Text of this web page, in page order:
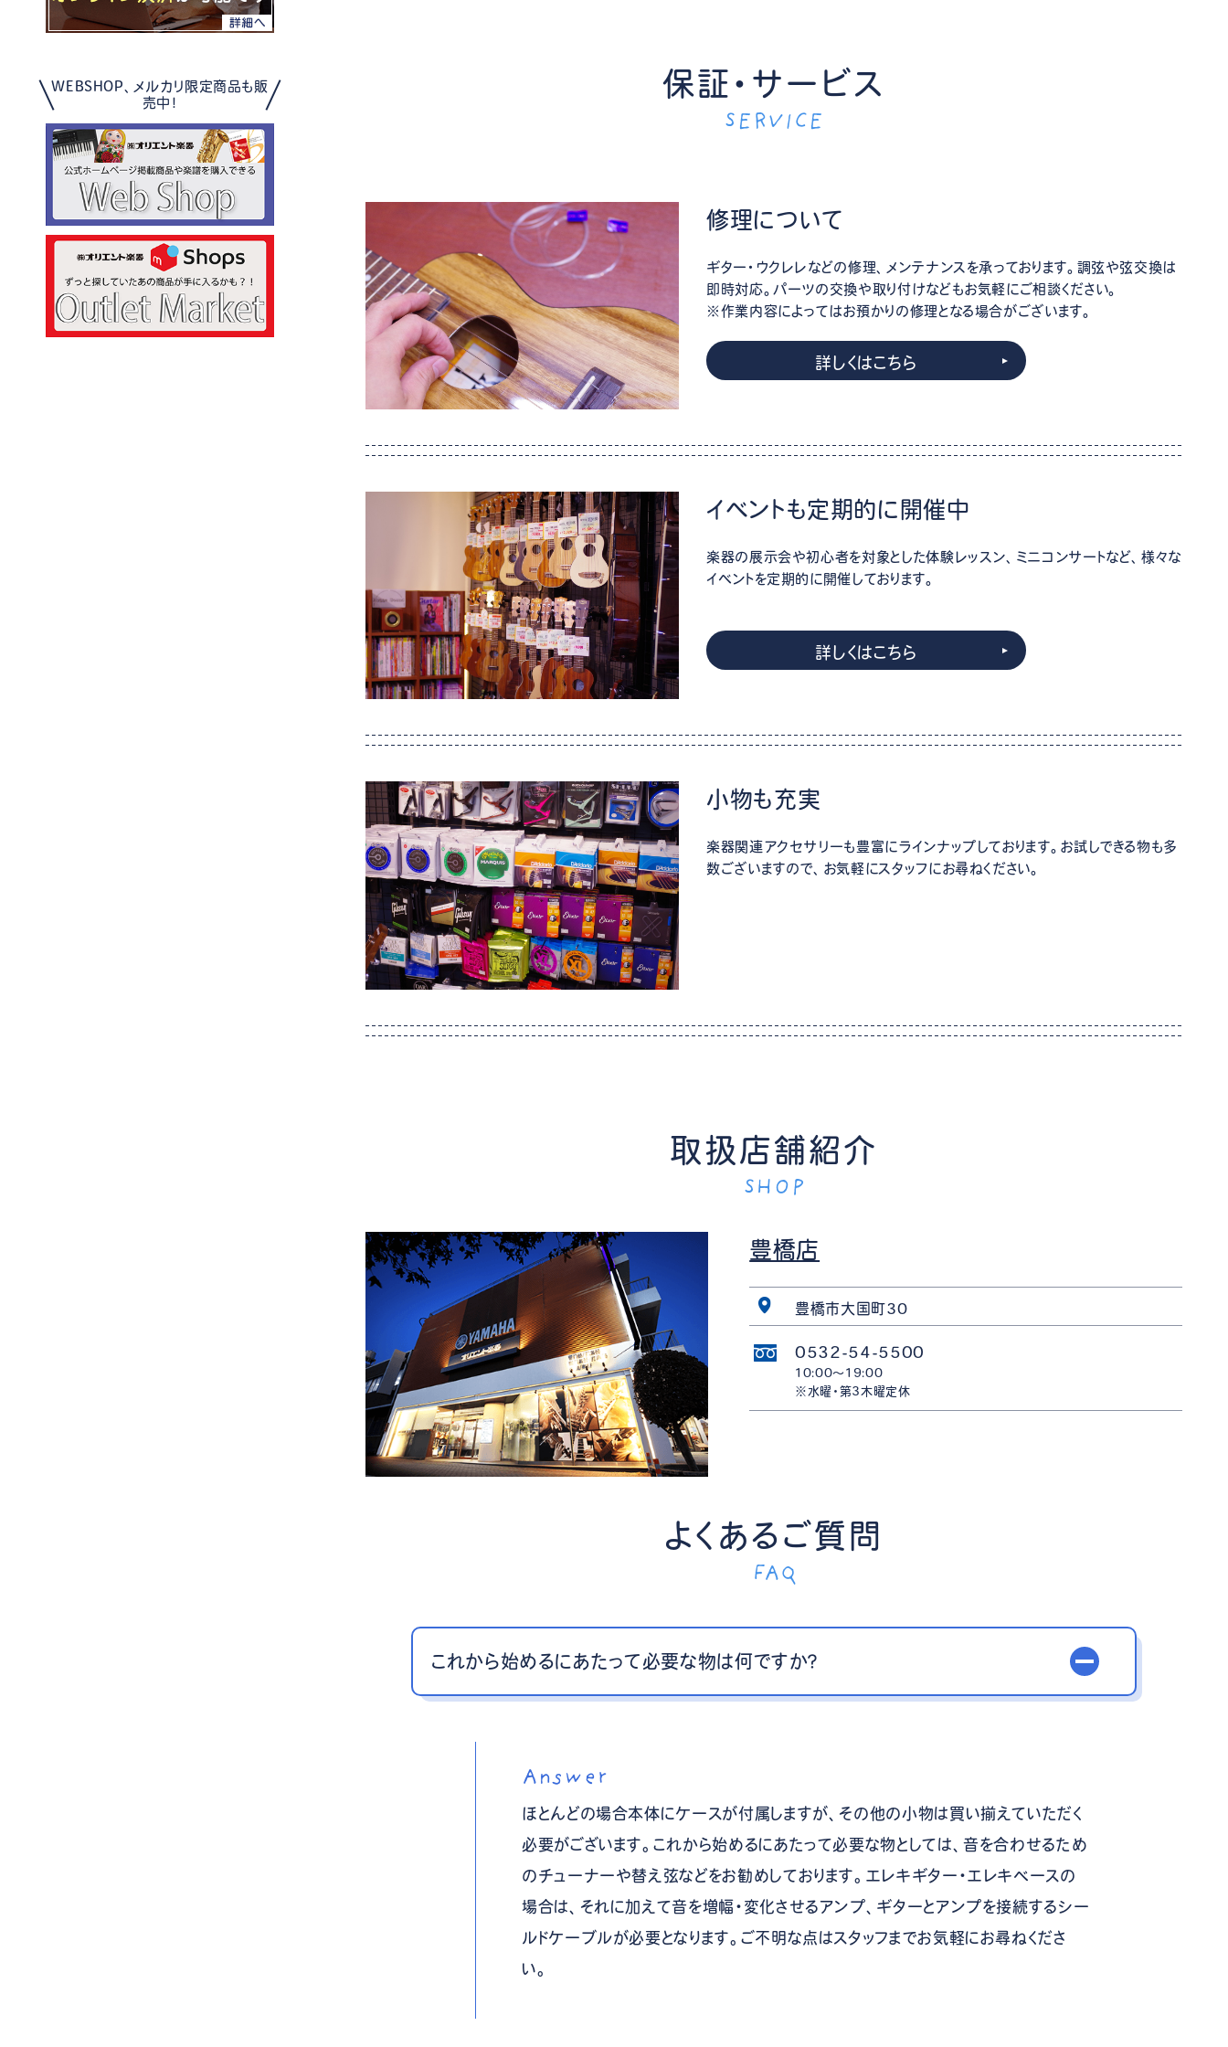
WEBSHOP、メルカリ限定商品も販
売中！
保証・サービス
SERVICE
修理について
ギター・ウクレレなどの修理、メンテナンスを承っております。調弦や弦交換は
即時対応。パーツの交換や取り付けなどもお気軽にご相談ください。
※作業内容によってはお預かりの修理となる場合がございます。
詳しくはこちら
イベントも定期的に開催中
楽器の展示会や初心者を対象とした体験レッスン、ミニコンサートなど、様々な
イベントを定期的に開催しております。
詳しくはこちら
小物も充実
楽器関連アクセサリーも豊富にラインナップしております。お試しできる物も多
数ございますので、お気軽にスタッフにお尋ねください。
取扱店舗紹介
SHOP
豊橋店
豊橋市大国町30
0532-54-5500
10:00〜19:00
※水曜・第3木曜定休
よくあるご質問
FAQ
これから始めるにあたって必要な物は何ですか？
Answer
ほとんどの場合本体にケースが付属しますが、その他の小物は買い揃えていただく
必要がございます。これから始めるにあたって必要な物としては、音を合わせるため
のチューナーや替え弦などをお勧めしております。エレキギター・エレキベースの
場合は、それに加えて音を増幅・変化させるアンプ、ギターとアンプを接続するシー
ルドケーブルが必要となります。ご不明な点はスタッフまでお気軽にお尋ねくださ
い。